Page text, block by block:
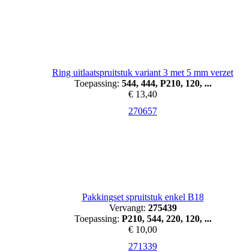
Ring uitlaatspruitstuk variant 3 met 5 mm verzet
Toepassing: 544, 444, P210, 120, ...
€ 13,40
270657
Pakkingset spruitstuk enkel B18
Vervangt: 275439
Toepassing: P210, 544, 220, 120, ...
€ 10,00
271339